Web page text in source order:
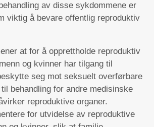
av disse sykdommene er
viktig å bevare offentlig reproduktiv
at for å opprettholde reproduktiv
og kvinner har tilgang til
seg mot seksuelt overførbare
behandling for andre medisinske
reproduktive organer.
for utvidelse av reproduktive